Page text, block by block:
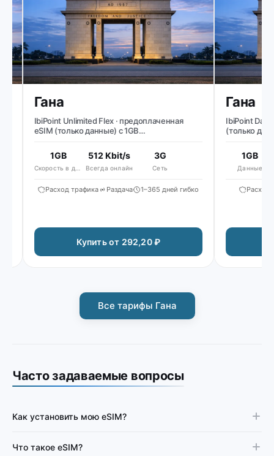
Гана
IbiPoint Unlimited Flex · предоплаченная
eSIM (только данные) с 1GB
сниженная скорость до ~512 Kbit/s*
1GB
Скорость в день
512 Kbit/s
Всегда онлайн
3G
Сеть
Расход трафика Раздача 1–365 дней гибко
Купить от 292,20 ₽
Гана
IbiPoint Data
(только
1GB
Данные
Расход
Все тарифы Гана
Часто задаваемые вопросы
Как установить мою eSIM?
Что такое eSIM?